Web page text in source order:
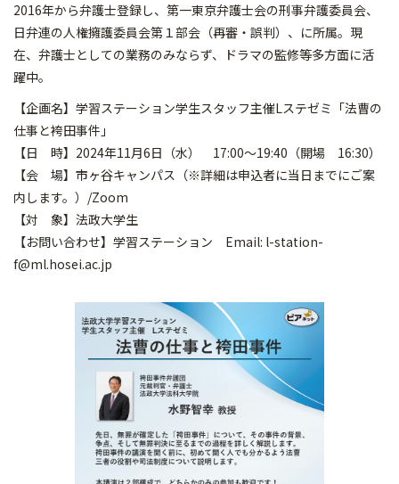
2016年から弁護士登録し、第一東京弁護士会の刑事弁護委員会、
日弁連の人権擁護委員会第１部会（再審・誤判）、に所属。現
在、弁護士としての業務のみならず、ドラマの監修等多方面に活
躍中。
【企画名】学習ステーション学生スタッフ主催Lステゼミ「法曹の
仕事と袴田事件」
【日 時】2024年11月6日（水） 17:00～19:40（開場 16:30）
【会 場】市ヶ谷キャンパス（※詳細は申込者に当日までにご案
内します。）/Zoom
【対 象】法政大学生
【お問い合わせ】学習ステーション Email: l-station-
f@ml.hosei.ac.jp